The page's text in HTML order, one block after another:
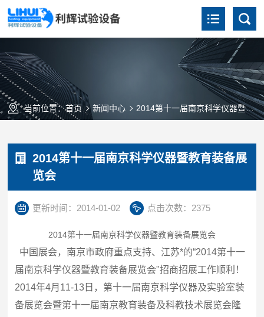
当前位置：首页 新闻中心 2014第十一届南京科学仪器暨教育装备展览会
2014第十一届南京科学仪器暨教育装备展
览会
更新时间：2014-01-02 点击次数：2375
2014第十一届南京科学仪器暨教育装备展览会
中国展会，南京市政府重点支持、江苏*的“2014第十一
届南京科学仪器暨教育装备展览会"招商招展工作顺利！
2014年4月11-13日，第十一届南京科学仪器及实验室装
备展览会暨第十一届南京教育装备及科教技术展览会隆